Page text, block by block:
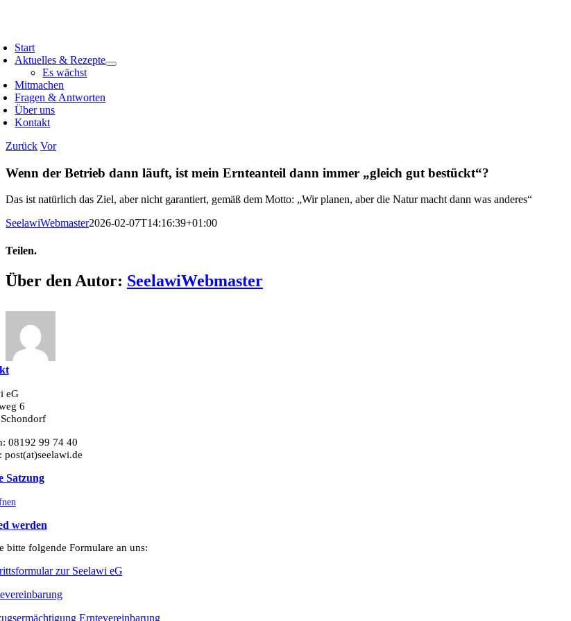
Start
Aktuelles & Rezepte
Es wächst
Mitmachen
Fragen & Antworten
Über uns
Kontakt
Zurück Vor
Wenn der Betrieb dann läuft, ist mein Ernteanteil dann immer „gleich gut bestückt“?
Das ist natürlich das Ziel, aber nicht garantiert, gemäß dem Motto: „Wir planen, aber die Natur macht dann was anderes“
SeelawiWebmaster2026-02-07T14:16:39+01:00
Teilen.
Facebook
X
Reddit
LinkedIn
WhatsApp
Telegram
Tumblr
Pinterest
Vk
Xing
E-
Mail
Über den Autor: SeelawiWebmaster
eG
6
08192 99 74 40
post(at)seelawi.de
Satzung
werden
bitte folgende Formulare an uns:
zur Seelawi eG
Erntevereinbarung